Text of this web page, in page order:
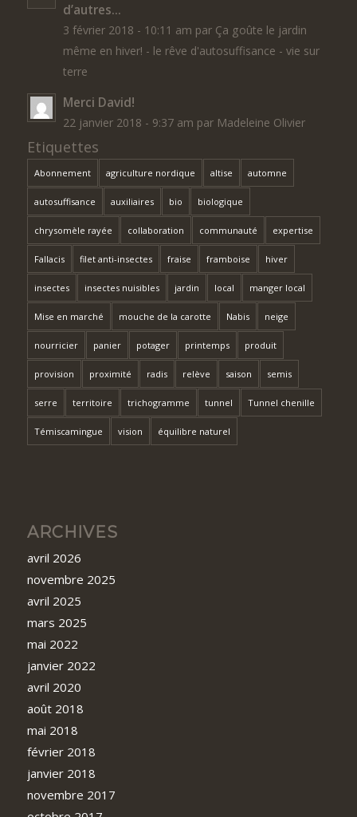
d’autres...
3 février 2018 - 10:11 am par Ça goûte le jardin
même en hiver! - le rêve d'autosuffisance - vie sur
terre
Merci David!
22 janvier 2018 - 9:37 am par Madeleine Olivier
Etiquettes
Abonnement agriculture nordique altise automne
autosuffisance auxiliaires bio biologique
chrysomèle rayée collaboration communauté expertise
Fallacis filet anti-insectes fraise framboise hiver
insectes insectes nuisibles jardin local manger local
Mise en marché mouche de la carotte Nabis neige
nourricier panier potager printemps produit
provision proximité radis relève saison semis
serre territoire trichogramme tunnel Tunnel chenille
Témiscamingue vision équilibre naturel
ARCHIVES
avril 2026
novembre 2025
avril 2025
mars 2025
mai 2022
janvier 2022
avril 2020
août 2018
mai 2018
février 2018
janvier 2018
novembre 2017